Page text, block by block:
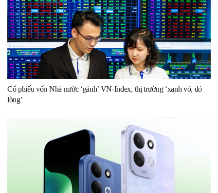
Cổ phiếu vốn Nhà nước ‘gánh’ VN-Index, thị trường ‘xanh vỏ, đỏ
lòng’